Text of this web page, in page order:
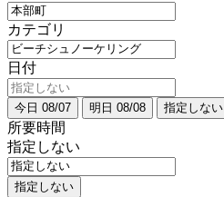
カテゴリ
日付
今日 08/07 明日 08/08 指定しない
所要時間
指定しない
指定しない